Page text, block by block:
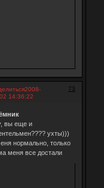
73
2008-
14:36:22
вы еще и
ухты)))
нормально, только
меня все достали